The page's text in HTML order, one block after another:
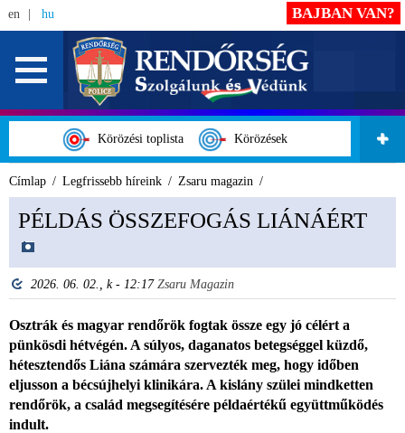
en hu
Körözési toplista Körözések
BAJBAN VAN?
Címlap Legfrissebb híreink Zsaru magazin
PÉLDÁS ÖSSZEFOGÁS LIÁNÁÉRT
2026. 06. 02., k - 12:17 Zsaru Magazin
Osztrák és magyar rendőrök fogtak össze egy jó célért a
pünkösdi hétvégén. A súlyos, daganatos betegséggel küzdő,
hétesztendős Liána számára szervezték meg, hogy időben
eljusson a bécsújhelyi klinikára. A kislány szülei mindketten
rendőrök, a család megsegítésére példaértékű együttműködés
indult.